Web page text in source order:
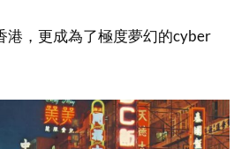
港，更成為了極度夢幻的cyber